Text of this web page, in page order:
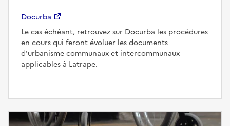
Docurba
Le cas échéant, retrouvez sur Docurba les procédures
en cours qui feront évoluer les documents
d'urbanisme communaux et intercommunaux
applicables à Latrape.